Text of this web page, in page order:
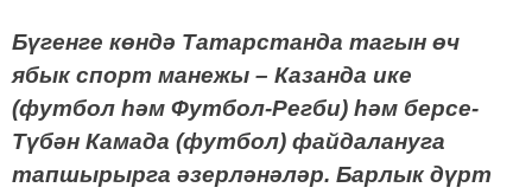
Бүгенге көндә Татарстанда тагын өч
ябык спорт манежы – Казанда ике
(футбол һәм Футбол-Регби) һәм берсе-
Түбән Камада (футбол) файдалануга
тапшырырга әзерләнәләр. Барлык дүрт